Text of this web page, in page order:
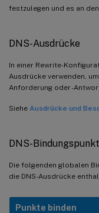
festzulegen und es an
DNS-Ausdrücke
In einer Rewrite-
Ausdrücke verwenden,
Anforderung oder -
Siehe Ausdrücke und
DNS-
Die folgenden globalen
die DNS-Ausdrücke
Punkte binden